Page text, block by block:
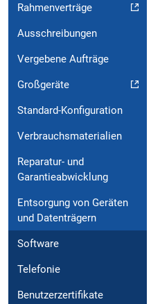
Rahmenverträge
Ausschreibungen
Vergebene Aufträge
Großgeräte
Standard-Konfiguration
Verbrauchsmaterialien
Reparatur- und
Garantieabwicklung
Entsorgung von Geräten
und Datenträgern
Software
Telefonie
Benutzerzertifikate